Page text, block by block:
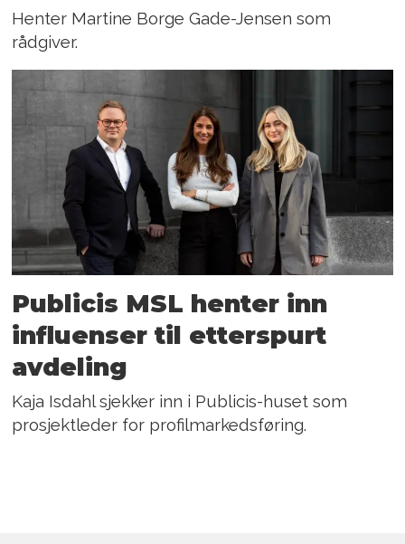
Henter Martine Borge Gade-Jensen som
rådgiver.
Publicis MSL henter inn
influenser til etterspurt
avdeling
Kaja Isdahl sjekker inn i Publicis-huset som
prosjektleder for profilmarkedsføring.